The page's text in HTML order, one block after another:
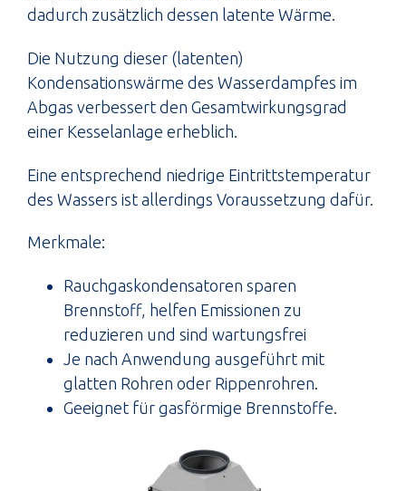
dadurch zusätzlich dessen latente Wärme.
Die Nutzung dieser (latenten)
Kondensationswärme des Wasserdampfes im
Abgas verbessert den Gesamtwirkungsgrad
einer Kesselanlage erheblich.
Eine entsprechend niedrige Eintrittstemperatur
des Wassers ist allerdings Voraussetzung dafür.
Merkmale:
Rauchgaskondensatoren sparen
Brennstoff, helfen Emissionen zu
reduzieren und sind wartungsfrei
Je nach Anwendung ausgeführt mit
glatten Rohren oder Rippenrohren.
Geeignet für gasförmige Brennstoffe.